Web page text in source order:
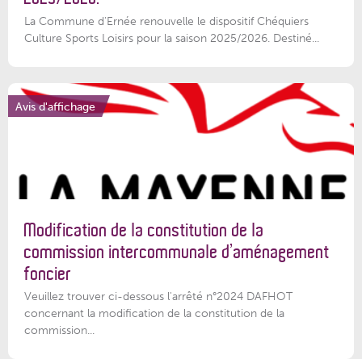
La Commune d'Ernée renouvelle le dispositif Chéquiers
Culture Sports Loisirs pour la saison 2025/2026. Destiné...
Avis d'affichage
Modification de la constitution de la
commission intercommunale d’aménagement
foncier
Veuillez trouver ci-dessous l'arrêté n°2024 DAFHOT
concernant la modification de la constitution de la
commission...